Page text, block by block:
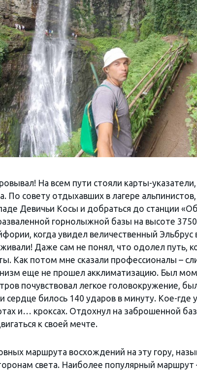
На всем пути стояли карты-
По совету отдыхавших в лагере
Девичьи Косы и добраться до станции
горнолыжной базы на высоте
когда увидел величественный Эльбрус
Даже сам не понял, что одолел путь,
Как потом мне сказали профессионалы –
еще не прошел акклиматизацию. Был
почувствовал легкое головокружение,
сердце билось 140 ударов в минуту. Кое-где
и… кроксах. Отдохнул на заброшенной
к своей мечте.
маршрута восхождений на эту гору,
света. Наиболее популярный маршрут